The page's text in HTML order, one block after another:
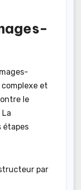
et
le
étapes
par